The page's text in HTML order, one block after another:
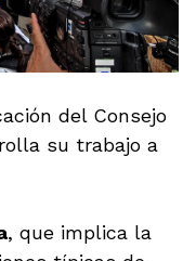
del Consejo
su trabajo a
, que implica la